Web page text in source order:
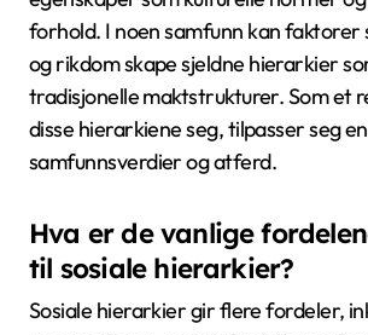
dikterer sosial organisering. I mange
status være hierarkisk, med klare
mellom ledere og følgere. For
bedriftsmiljøer representerer
status sammenlignet med
I tillegg kan sosiale hierarkier
egenskaper som kulturelle normer
forhold. I noen samfunn kan faktorer
og rikdom skape sjeldne hierarkier